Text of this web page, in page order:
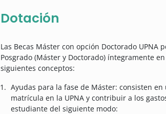
Dotación
Las Becas Máster con opción Doctorado
Posgrado (Máster y Doctorado) íntegramente
siguientes conceptos:
Ayudas para la fase de Máster: consisten
matrícula en la UPNA y contribuir a los
estudiante del siguiente modo: